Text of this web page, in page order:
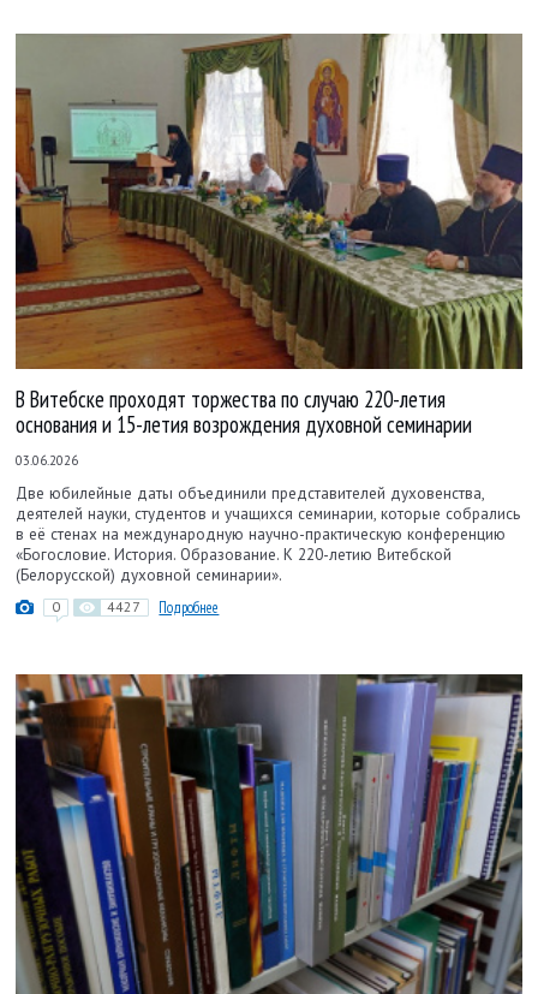
В Витебске проходят торжества по случаю 220-летия
основания и 15-летия возрождения духовной семинарии
03.06.2026
Две юбилейные даты объединили представителей духовенства,
деятелей науки, студентов и учащихся семинарии, которые собрались
в её стенах на международную научно-практическую конференцию
«Богословие. История. Образование. К 220-летию Витебской
(Белорусской) духовной семинарии».
0 4427 Подробнее